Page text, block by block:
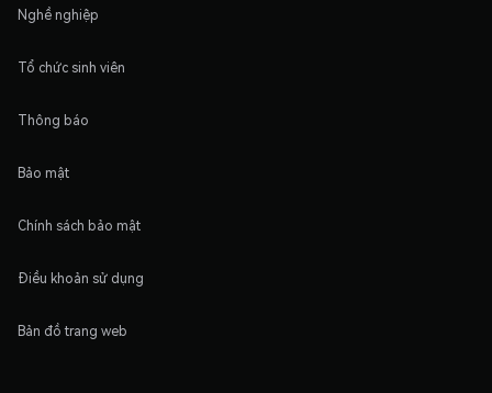
Nghề nghiệp
Tổ chức sinh viên
Thông báo
Bảo mật
Chính sách bảo mật
Điều khoản sử dụng
Bản đồ trang web